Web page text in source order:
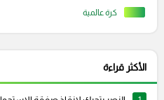
كرة عالمية
الأكثر قراءة